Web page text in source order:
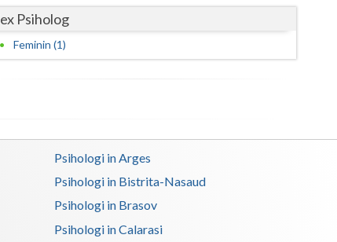
Vaslui
Vrancea
Psiholog
Feminin (1)
Psihologi in Arges
Psihologi in Bistrita-Nasaud
Psihologi in Brasov
Psihologi in Calarasi